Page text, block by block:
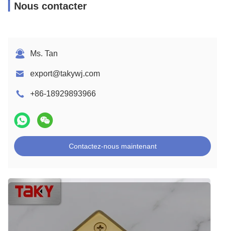
Nous contacter
Ms. Tan
export@takywj.com
+86-18929893966
Contactez-nous maintenant